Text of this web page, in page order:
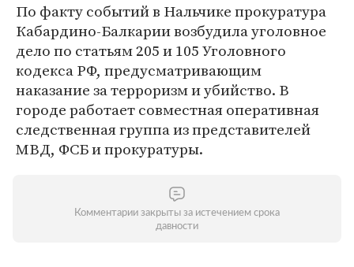
По факту событий в Нальчике прокуратура
Кабардино-Балкарии возбудила уголовное
дело по статьям 205 и 105 Уголовного
кодекса РФ, предусматривающим
наказание за терроризм и убийство. В
городе работает совместная оперативная
следственная группа из представителей
МВД, ФСБ и прокуратуры.
Комментарии закрыты за истечением срока
давности